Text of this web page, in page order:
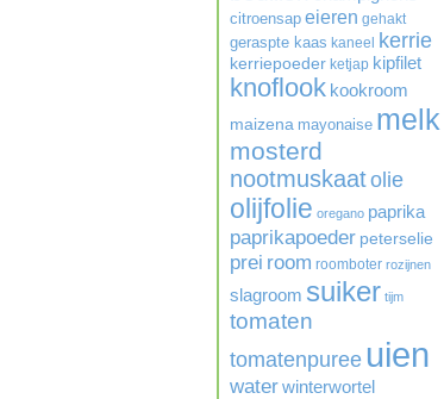
citroensap eieren gehakt
geraspte kaas kaneel kerrie
kerriepoeder ketjap kipfilet
knoflook kookroom
maizena mayonaise melk
mosterd
nootmuskaatolie
olijfolie oregano paprika
paprikapoeder peterselie
prei room roomboter rozijnen
slagroom suiker tijm
tomaten
tomatenpuree uien
waterwinterwortel